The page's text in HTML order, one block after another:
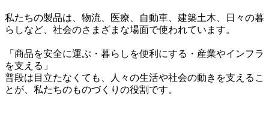
私たちの製品は、物流、医療、自動車、建築土木、日々の暮
らしなど、社会のさまざまな場面で使われています。
「商品を安全に運ぶ・暮らしを便利にする・産業やインフラ
を支える」
普段は目立たなくても、人々の生活や社会の動きを支えるこ
とが、私たちのものづくりの役割です。